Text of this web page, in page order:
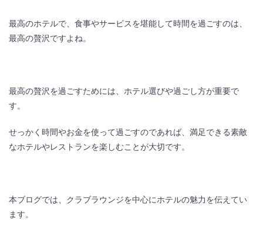
最高のホテルで、食事やサービスを堪能して時間を過ごすのは、
最高の贅沢ですよね。
最高の贅沢を過ごすためには、ホテル選びや過ごし方が重要で
す。
せっかく時間やお金を使って過ごすのであれば、満足できる素敵
なホテルやレストランを楽しむことが大切です。
本ブログでは、クラブラウンジを中心にホテルの魅力を伝えてい
ます。